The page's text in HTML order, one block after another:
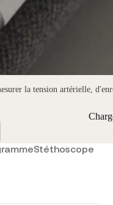
la tension artérielle,
Stéthoscope